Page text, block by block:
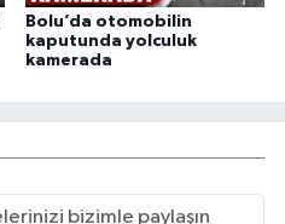
Bolu’da otomobilin
kaputunda yolculuk
kamerada